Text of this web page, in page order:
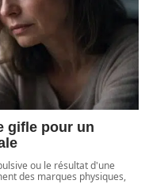
gifle pour un
ou le résultat d'une
des marques physiques,